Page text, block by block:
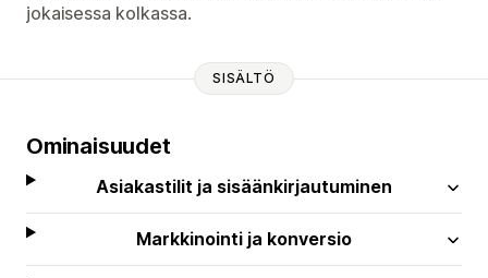
jokaisessa kolkassa.
SISÄLTÖ
Ominaisuudet
Asiakastilit ja sisäänkirjautuminen
Markkinointi ja konversio